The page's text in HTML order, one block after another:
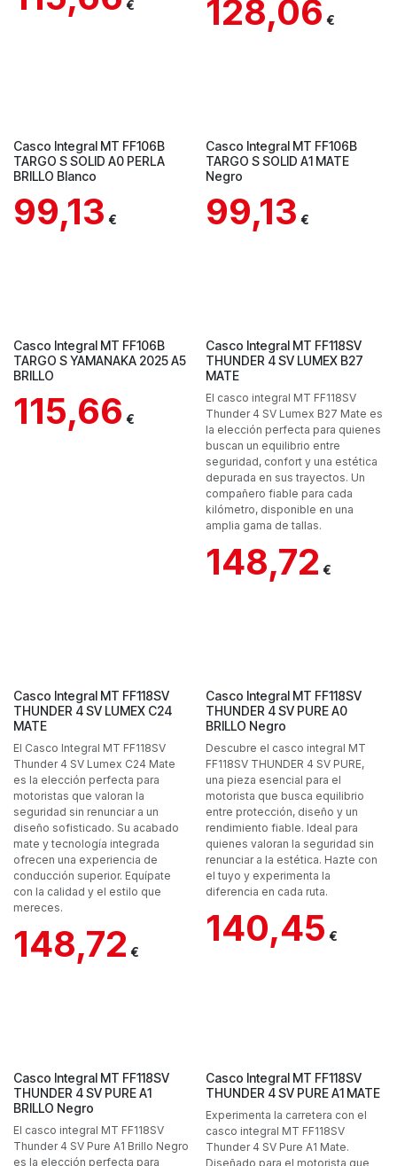
€ 128,06 €
Casco Integral MT FF106B
TARGO S SOLID A0 PERLA
BRILLO Blanco
99,13 €
Casco Integral MT FF106B
TARGO S SOLID A1 MATE
Negro
99,13 €
En Tienda
Casco Integral MT FF106B
TARGO S YAMANAKA 2025 A5
BRILLO
115,66 €
Casco Integral MT FF118SV
THUNDER 4 SV LUMEX B27
MATE
El casco integral MT FF118SV
Thunder 4 SV Lumex B27 Mate es
la elección perfecta para quienes
buscan un equilibrio entre
seguridad, confort y una estética
depurada en sus trayectos. Un
compañero fiable para cada
kilómetro, disponible en una
amplia gama de tallas.
148,72 €
Casco Integral MT FF118SV
THUNDER 4 SV LUMEX C24
MATE
El Casco Integral MT FF118SV
Thunder 4 SV Lumex C24 Mate
es la elección perfecta para
motoristas que valoran la
seguridad sin renunciar a un
diseño sofisticado. Su acabado
mate y tecnología integrada
ofrecen una experiencia de
conducción superior. Equípate
con la calidad y el estilo que
mereces.
148,72 €
Casco Integral MT FF118SV
THUNDER 4 SV PURE A0
BRILLO Negro
Descubre el casco integral MT
FF118SV THUNDER 4 SV PURE,
una pieza esencial para el
motorista que busca equilibrio
entre protección, diseño y un
rendimiento fiable. Ideal para
quienes valoran la seguridad sin
renunciar a la estética. Hazte con
el tuyo y experimenta la
diferencia en cada ruta.
140,45 €
Casco Integral MT FF118SV
THUNDER 4 SV PURE A1
BRILLO Negro
El casco integral MT FF118SV
Thunder 4 SV Pure A1 Brillo Negro
es la elección perfecta para
Casco Integral MT FF118SV
THUNDER 4 SV PURE A1 MATE
Experimenta la carretera con el
casco integral MT FF118SV
Thunder 4 SV Pure A1 Mate.
Diseñado para el motorista que